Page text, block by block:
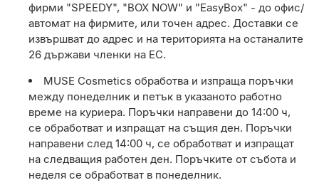
фирми "SPEEDY", "BOX NOW" и "EasyBox" - до офис/
автомат на фирмите, или точен адрес. Доставки се
извършват до адрес и на територията на останалите
26 държави членки на ЕС.
MUSE Cosmetics обработва и изпраща поръчки
между понеделник и петък в указаното работно
време на куриера. Поръчки направени до 14:00 ч,
се обработват и изпращат на същия ден. Поръчки
направени след 14:00 ч, се обработват и изпращат
на следващия работен ден. Поръчките от събота и
неделя се обработват в понеделник.